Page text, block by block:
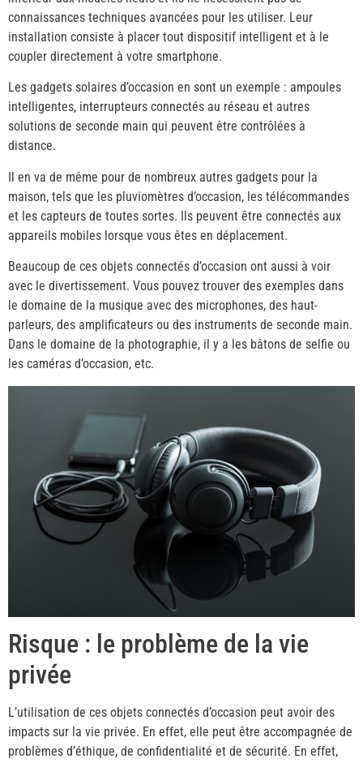
connaissances techniques avancées pour les utiliser. Leur
installation consiste à placer tout dispositif intelligent et à le
coupler directement à votre smartphone.
Les gadgets solaires d’occasion en sont un exemple : ampoules
intelligentes, interrupteurs connectés au réseau et autres
solutions de seconde main qui peuvent être contrôlées à
distance.
Il en va de même pour de nombreux autres gadgets pour la
maison, tels que les pluviomètres d’occasion, les télécommandes
et les capteurs de toutes sortes. Ils peuvent être connectés aux
appareils mobiles lorsque vous êtes en déplacement.
Beaucoup de ces objets connectés d’occasion ont aussi à voir
avec le divertissement. Vous pouvez trouver des exemples dans
le domaine de la musique avec des microphones, des haut-
parleurs, des amplificateurs ou des instruments de seconde main.
Dans le domaine de la photographie, il y a les bâtons de selfie ou
les caméras d’occasion, etc.
Risque : le problème de la vie
privée
L’utilisation de ces objets connectés d’occasion peut avoir des
impacts sur la vie privée. En effet, elle peut être accompagnée de
problèmes d’éthique, de confidentialité et de sécurité. En effet,